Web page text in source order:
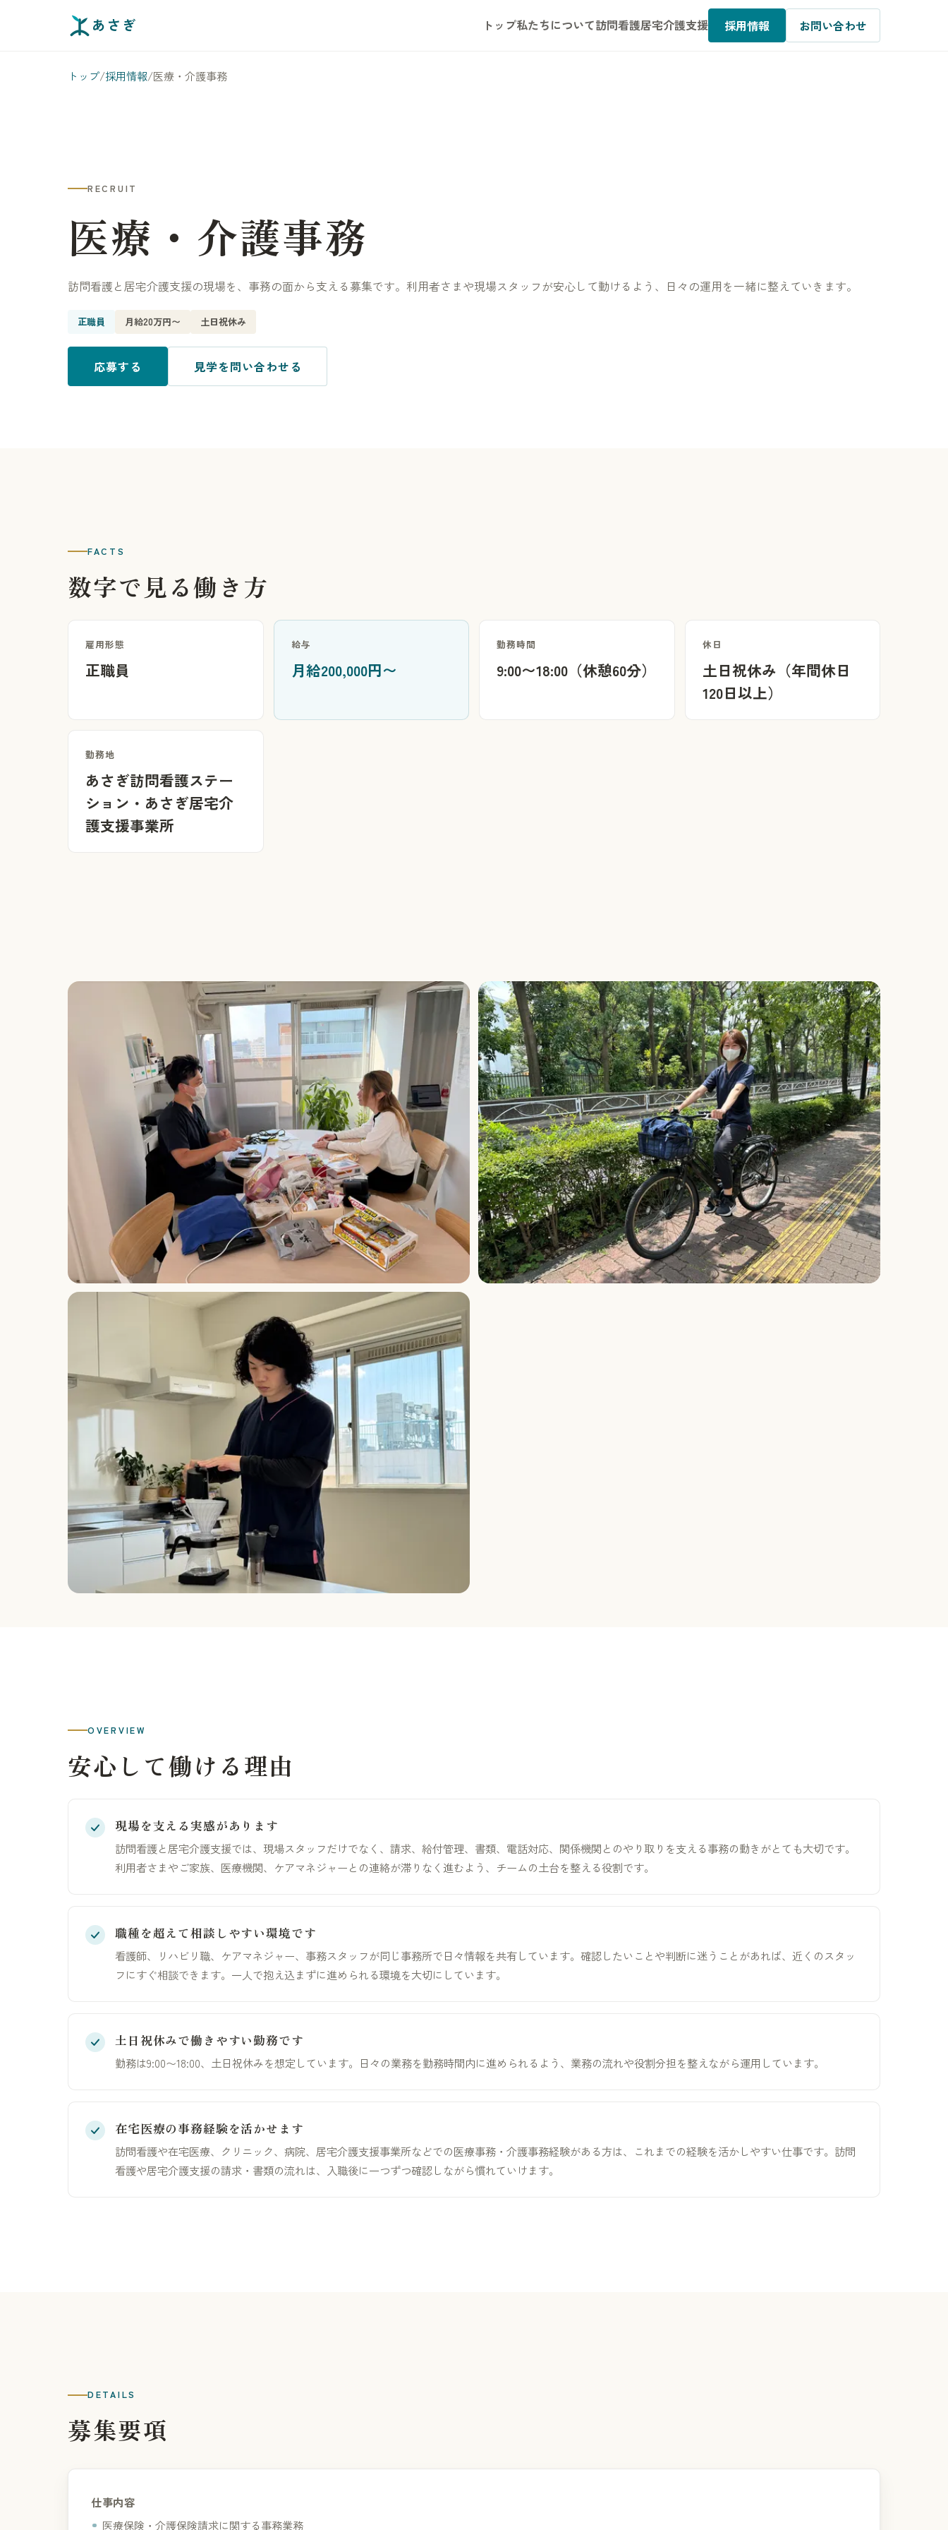
あさぎ トップ私たちについて訪問看護居宅介護支援 採用情報 お問い合わせ
トップ/採用情報/医療・介護事務
RECRUIT
医療・介護事務
訪問看護と居宅介護支援の現場を、事務の面から支える募集です。利用者さまや現場スタッフが安心して動けるよう、日々の運用を一緒に整えていきます。
正職員 月給20万円〜 土日祝休み
応募する 見学を問い合わせる
FACTS
数字で見る働き方
雇用形態
正職員
給与
月給200,000円〜
勤務時間
9:00〜18:00（休憩60分）
休日
土日祝休み（年間休日
120日以上）
勤務地
あさぎ訪問看護ステー
ション・あさぎ居宅介
護支援事業所
OVERVIEW
安心して働ける理由
現場を支える実感があります
訪問看護と居宅介護支援では、現場スタッフだけでなく、請求、給付管理、書類、電話対応、関係機関とのやり取りを支える事務の動きがとても大切です。
利用者さまやご家族、医療機関、ケアマネジャーとの連絡が滞りなく進むよう、チームの土台を整える役割です。
職種を超えて相談しやすい環境です
看護師、リハビリ職、ケアマネジャー、事務スタッフが同じ事務所で日々情報を共有しています。確認したいことや判断に迷うことがあれば、近くのスタッ
フにすぐ相談できます。一人で抱え込まずに進められる環境を大切にしています。
土日祝休みで働きやすい勤務です
勤務は9:00〜18:00、土日祝休みを想定しています。日々の業務を勤務時間内に進められるよう、業務の流れや役割分担を整えながら運用しています。
在宅医療の事務経験を活かせます
訪問看護や在宅医療、クリニック、病院、居宅介護支援事業所などでの医療事務・介護事務経験がある方は、これまでの経験を活かしやすい仕事です。訪問
看護や居宅介護支援の請求・書類の流れは、入職後に一つずつ確認しながら慣れていけます。
DETAILS
募集要項
仕事内容
医療保険・介護保険請求に関する事務業務